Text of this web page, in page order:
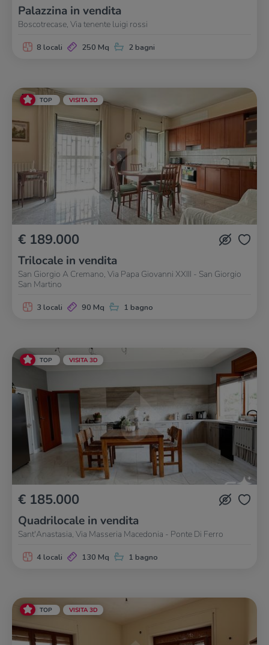
Palazzina in vendita
Boscotrecase, Via tenente luigi rossi
8 locali 250 Mq 2 bagni
TOP VISITA 3D
€ 189.000
Trilocale in vendita
San Giorgio A Cremano, Via Papa Giovanni XXIII - San Giorgio
San Martino
3 locali 90 Mq 1 bagno
TOP VISITA 3D
€ 185.000
Quadrilocale in vendita
Sant'Anastasia, Via Masseria Macedonia - Ponte Di Ferro
4 locali 130 Mq 1 bagno
TOP VISITA 3D